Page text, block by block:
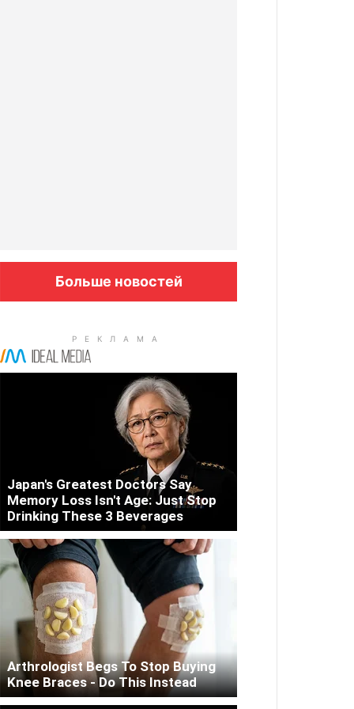
Больше новостей